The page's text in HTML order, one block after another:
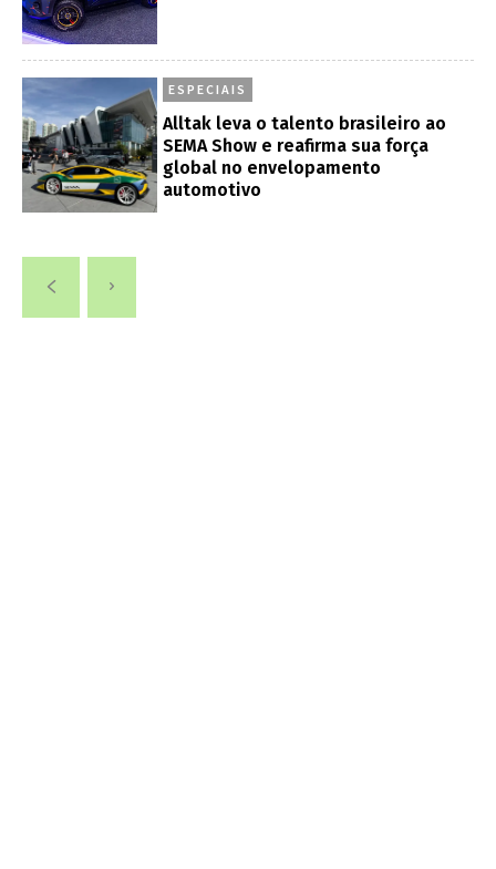
ESPECIAIS
Alltak leva o talento brasileiro ao
SEMA Show e reafirma sua força
global no envelopamento
automotivo